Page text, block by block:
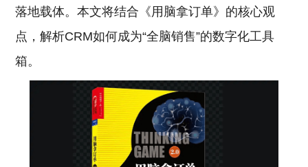
落地载体。本文将结合《用脑拿订单》的核心观
点，解析CRM如何成为“全脑销售”的数字化工具
箱。